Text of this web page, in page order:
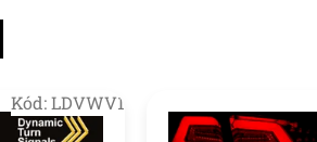
Kód:LDVWV1